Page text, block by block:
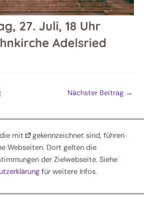
Nächster Beitrag →
mit
gekennzeichnet sind, führen
Webseiten. Dort gelten die
der Zielwebseite. Siehe
für weitere Infos.